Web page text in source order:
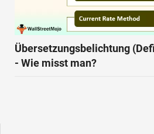
Übersetzungsbelichtung
- Wie misst man?